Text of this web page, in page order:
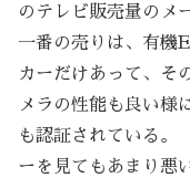
のテレビ販売量のメ
一番の売りは、有機
カーだけあって、そ
メラの性能も良い様
も認証されている
ーを見てもあまり悪